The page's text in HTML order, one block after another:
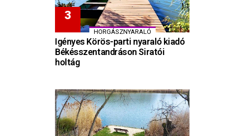
HORGÁSZNYARALÓ
Igényes Körös-parti nyaraló kiadó
Békésszentandráson Siratói
holtág